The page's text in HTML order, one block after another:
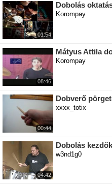
01:54
Dobolás
Korompay
08:46
Mátyus Attila
Korompay
00:44
Dobverő
xxxx_totix
04:42
Dobolás
w3nd1g0